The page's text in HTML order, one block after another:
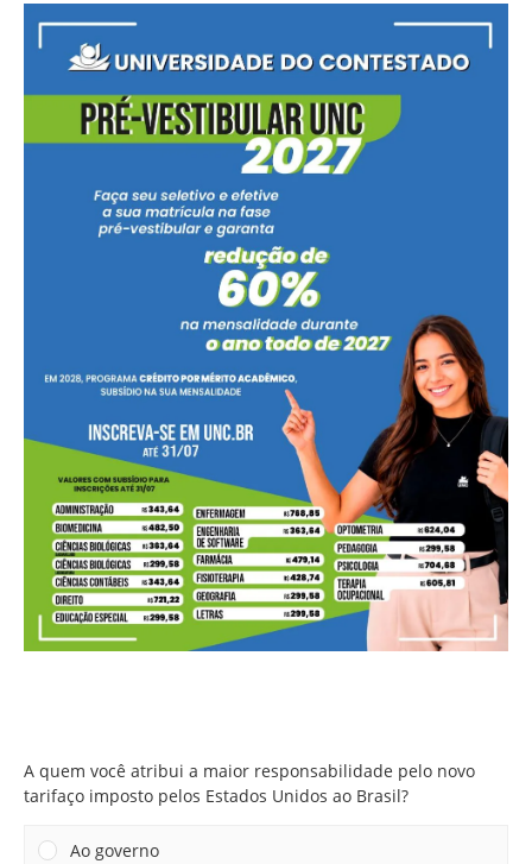
A quem você atribui a maior responsabilidade pelo novo
tarifaço imposto pelos Estados Unidos ao Brasil?
Ao governo